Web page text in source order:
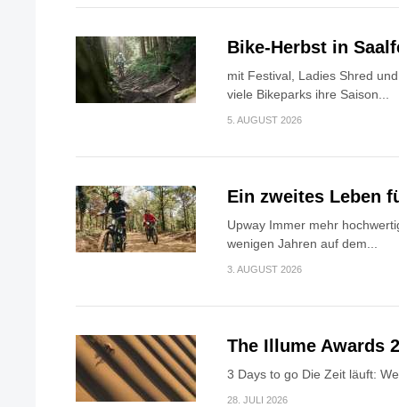
Bike-Herbst in
mit Festival, Ladies Shred
viele Bikeparks ihre Saison...
5. AUGUST 2026
Ein zweites Leben
Upway Immer mehr
wenigen Jahren auf dem...
3. AUGUST 2026
The Illume Awards
3 Days to go Die Zeit läuft:
28. JULI 2026